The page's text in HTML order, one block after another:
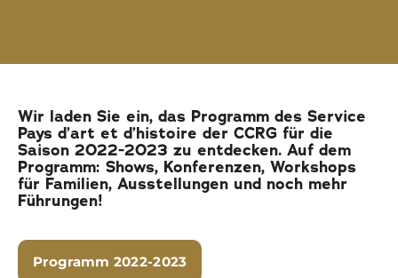
Wir laden Sie ein, das Programm des Service
Pays d’art et d’histoire der CCRG für die
Saison 2022-2023 zu entdecken. Auf dem
Programm: Shows, Konferenzen, Workshops
für Familien, Ausstellungen und noch mehr
Führungen!
Programm 2022-2023